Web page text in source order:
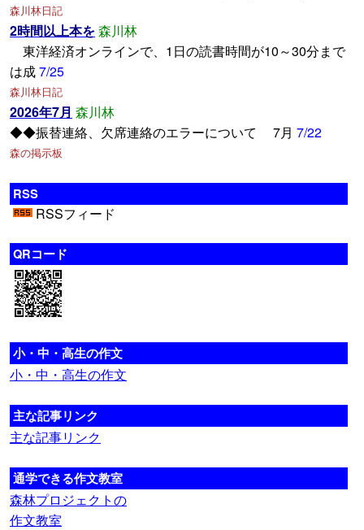
森川林日記
2時間以上本を森川林
東洋経済オンラインで、1日の読書時間が10～30分まで
は成7/25
森川林日記
2026年7月 森川林
◆◆振替連絡、欠席連絡のエラーについて 7月 7/22
森の掲示板
RSS
RSSフィード
QRコード
小・中・高生の作文
小・中・高生の作文
主な記事リンク
主な記事リンク
通学できる作文教室
森林プロジェクトの
作文教室